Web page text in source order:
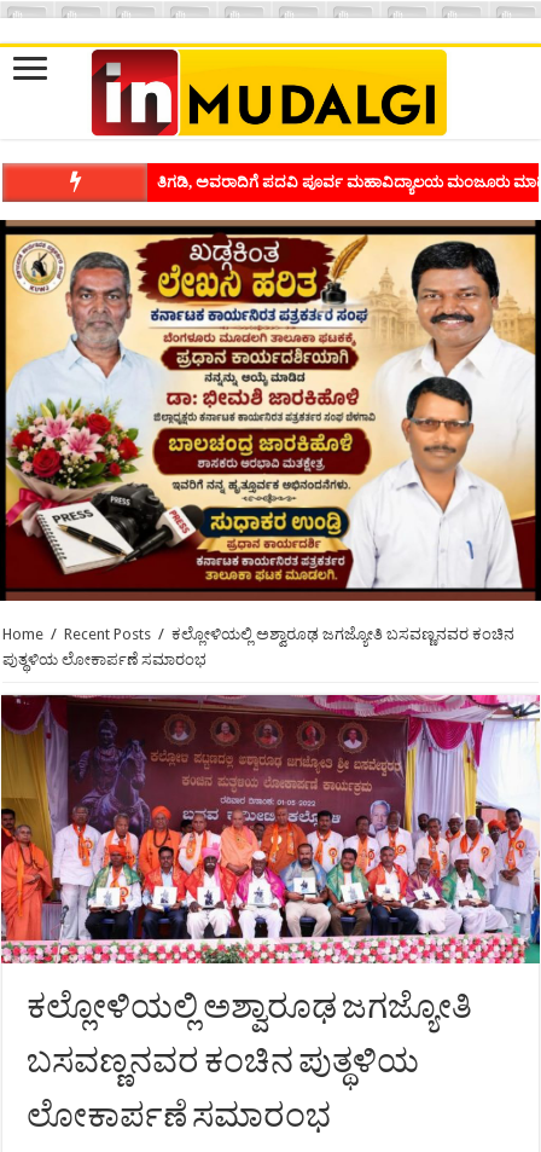
ಶಿವಾಪುರದಲ್ಲಿ ಕವಿಗೋಷ್ಠಿಯ ಸಂಭ್ರಮ ಭಾವನೆಗಳನ್ನು ಕಟ್ಟಿಕೊಡುವ
Home / Recent Posts / ಕಲ್ಲೋಳಿಯಲ್ಲಿ ಅಶ್ವಾರೂಢ ಜಗಜ್ಯೋತಿ ಬಸವಣ್ಣನವರ ಕಂಚಿನ
ಪುತ್ಥಳಿಯ ಲೋಕಾರ್ಪಣೆ ಸಮಾರಂಭ
ಕಲ್ಲೋಳಿಯಲ್ಲಿ ಅಶ್ವಾರೂಢ ಜಗಜ್ಯೋತಿ
ಬಸವಣ್ಣನವರ ಕಂಚಿನ ಪುತ್ಥಳಿಯ
ಲೋಕಾರ್ಪಣೆ ಸಮಾರಂಭ